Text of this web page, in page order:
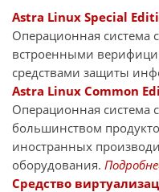
Astra Linux Special
Операционная система
встроенными
средствами защиты
Astra Linux Common
Операционная система
большинством
иностранных
оборудования.
Средство